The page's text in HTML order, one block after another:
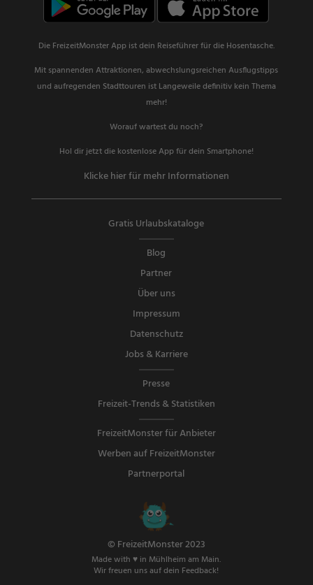
Die FreizeitMonster App ist dein Reiseführer für die Hosentasche.
Mit spannenden Attraktionen, abwechslungsreichen Ausflugstipps
und aufregenden Stadttouren ist Langeweile definitiv kein Thema
mehr!
Worauf wartest du noch?
Hol dir jetzt die kostenlose App für dein Smartphone!
Klicke hier für mehr Informationen
Gratis Urlaubskataloge
Blog
Partner
Über uns
Impressum
Datenschutz
Jobs & Karriere
Presse
Freizeit-Trends & Statistiken
FreizeitMonster für Anbieter
Werben auf FreizeitMonster
Partnerportal
© FreizeitMonster 2023
Made with ♥ in Mühlheim am Main.
Wir freuen uns auf dein Feedback!